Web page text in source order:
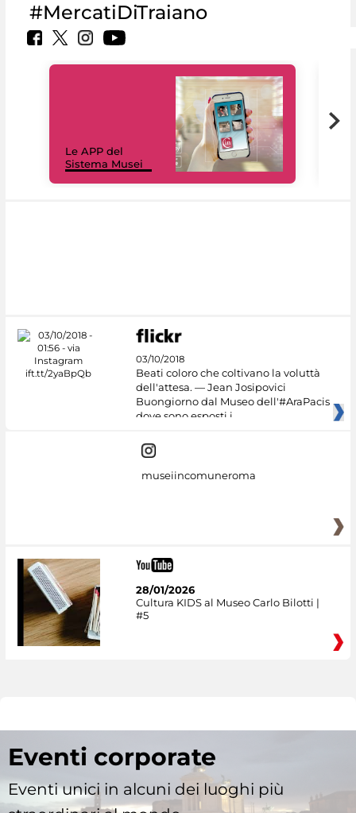
#MercatiDiTraiano
Le APP del
Sistema Musei
03/10/2018
Beati coloro che coltivano la voluttà
dell'attesa. — Jean Josipovici
Buongiorno dal Museo dell'#AraPacis
dove sono esposti i
museiincomuneroma
28/01/2026
Cultura KIDS al Museo Carlo Bilotti |
#5
Eventi corporate
Eventi unici in alcuni dei luoghi più